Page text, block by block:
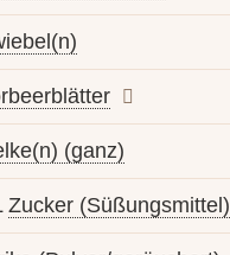
(ganz)
Zucker (Süßungsmittel)